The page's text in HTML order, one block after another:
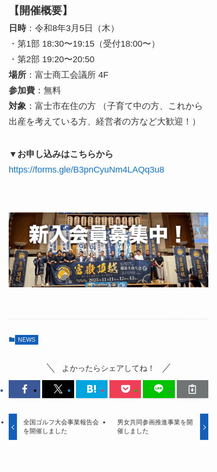
【開催概要】
日時：令和8年3月5日（木）
・第1部 18:30〜19:15（受付18:00〜）
・第2部 19:20〜20:50
場所：富士商工会議所 4F
参加費：無料
対象 ：富士市在住の方 （子育て中の方、これから
出産を考えている方、経営者の方など大歓迎！）
▼お申し込みはこちらから
https://forms.gle/B3pnCyuNm4LAQq3u8
NEWS
よかったらシェアしてね！
全国ゴルフ大会事業報告会
を開催しました
男女共同参画推進事業を開
催しました